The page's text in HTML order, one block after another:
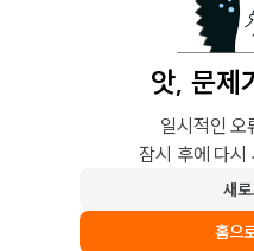
앗, 문제
일시적인 오
잠시 후에 다시
새
홈으